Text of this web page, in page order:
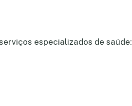
especializados de saúde: